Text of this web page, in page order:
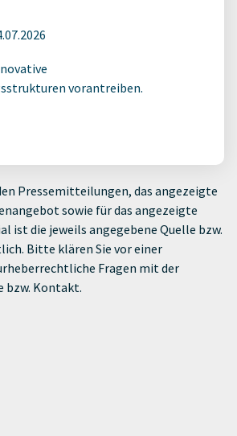
vorantreiben.
Pressemitteilungen, das angezeigte
sowie für das angezeigte
ist die jeweils angegebene Quelle bzw.
Bitte klären Sie vor einer
Fragen mit der
bzw. Kontakt.